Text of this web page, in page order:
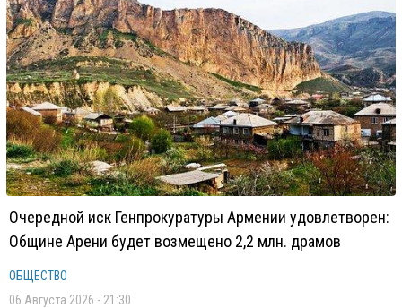
Очередной иск Генпрокуратуры Армении удовлетворен:
Общине Арени будет возмещено 2,2 млн. драмов
ОБЩЕСТВО
06 Августа 2026 - 21:30